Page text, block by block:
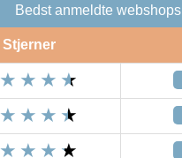
Bedst anmeldte webshops
Stjerner